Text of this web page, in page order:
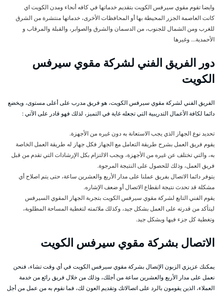
وايضا تقوم مقوي سيرفس الكويت بتقديم خدماتها في كافه أنحاء ومدن الكويت اي
كانت العاصمة الجزر المحيطة بها أو المحافظات الأخرى، خدماتها منتشرة من الشرق
للغرب ومن الشمال للجنوب، من الدسمان والشرق والصوابر، والقبلة والمرقاب و
الأحمدية… وغيرها
دور الفريق الفني لشركة مقوي سيرفس
الكويت
الفريق الفني لشركة مقوي سيرفس الكويت، هو فريق مدرب على أعلى مستوى، ويخضع
دائما لكافة الأعمال التدريبية التي تجعله غاية في التميز، لذلك فهو قادر على الآتي :
تحديد نوع الجهاز الذي يجب الاستعانة به دون غيره من الأجهزة.
يقوم فريق العمل بشرح طريقة التعامل مع الجهاز فكل جهاز له طريقة العمل الخاصة
به، والتي تختلف عن غيره من الأجهزة، ويجب الالتزام بكل الإرشادات التي تقدم من قبل
فريق العمل، وذلك للحصول على النتيجة المرجوة.
يتوفر دائما الاتصال بفريق عملنا على مدار الأربع والعشرين ساعة، حتى يتم اصلاح أي
مشكلة قد تحدث نتيجة انقطاع الاتصال أو ضعف الإشاره.
يقوم الفني التابع لشركة مقوي سيرفس الكويت بتجربة الجهاز المقوي السيرفس
ليتأكد من قدرته على العمل بشكل جيد، وكذلك ملائمته لتغطية المساحة المطلوبة،
وتغطية كل جزء فيها وبشكل جيد.
الاتصال بشركة مقوي سيرفس الكويت
يمكنك عزيزي الزبون الإتصال بشركة مقوي سيرفس الكويت في أي وقت تشاء، فنحن
نعمل على مدار الأربع والعشرين ساعة من أجلك، وذلك من خلال فريق رائع من خدمة
العملاء، الذين يقومون بالرد على اتصالاتك وتقديم العون لك، فما نقوم به من عمل من أجل